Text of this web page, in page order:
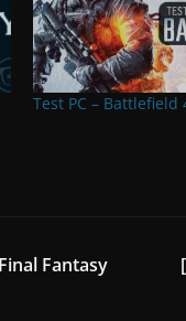
Test PC – Battlefield
Fantasy